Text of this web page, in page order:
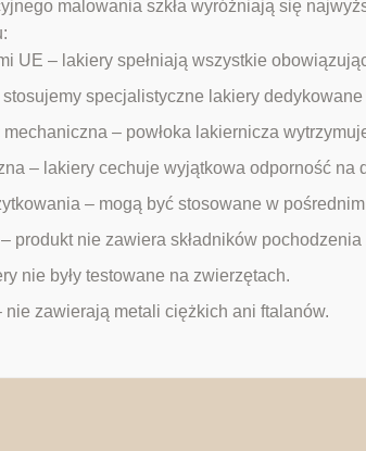
malowania szkła wyróżniają się
UE – lakiery spełniają wszystkie
stosujemy specjalistyczne lakiery dedykowane
– powłoka lakiernicza
– lakiery cechuje wyjątkowa odporność na
– mogą być stosowane w
produkt nie zawiera składników
nie były testowane na zwierzętach.
nie zawierają metali ciężkich ani ftalanów.